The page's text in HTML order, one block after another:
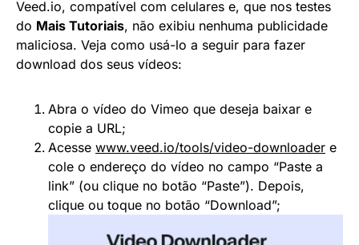
Veed.io, compatível com celulares e, que nos testes
do Mais Tutoriais, não exibiu nenhuma publicidade
maliciosa. Veja como usá-lo a seguir para fazer
download dos seus vídeos:
Abra o vídeo do Vimeo que deseja baixar e
copie a URL;
Acesse www.veed.io/tools/video-downloader e
cole o endereço do vídeo no campo “Paste a
link” (ou clique no botão “Paste”). Depois,
clique ou toque no botão “Download”;